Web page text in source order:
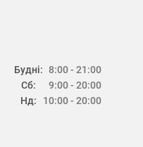
Будні:
Сб:
Нд:
8:00 - 21:00
9:00 - 20:00
10:00 - 20:00